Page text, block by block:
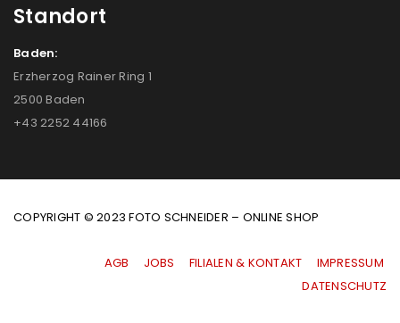
Standort
Baden:
Erzherzog Rainer Ring 1
2500 Baden
+43 2252 44166
COPYRIGHT © 2023 FOTO SCHNEIDER – ONLINE SHOP
AGB JOBS FILIALEN & KONTAKT
IMPRESSUM
|DATENSCHUTZ